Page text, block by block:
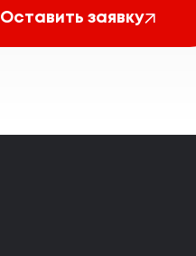
Оставить заявку